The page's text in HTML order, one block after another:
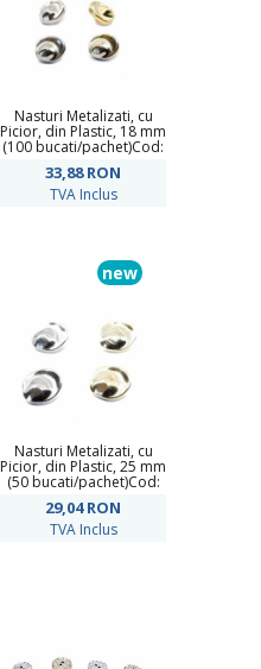
Nasturi Metalizati, cu
Picior, din Plastic, 18 mm
(100 bucati/pachet)Cod:
33,88RON
TVA Inclus
new
Nasturi Metalizati, cu
Picior, din Plastic, 25 mm
(50 bucati/pachet)Cod:
29,04RON
TVA Inclus